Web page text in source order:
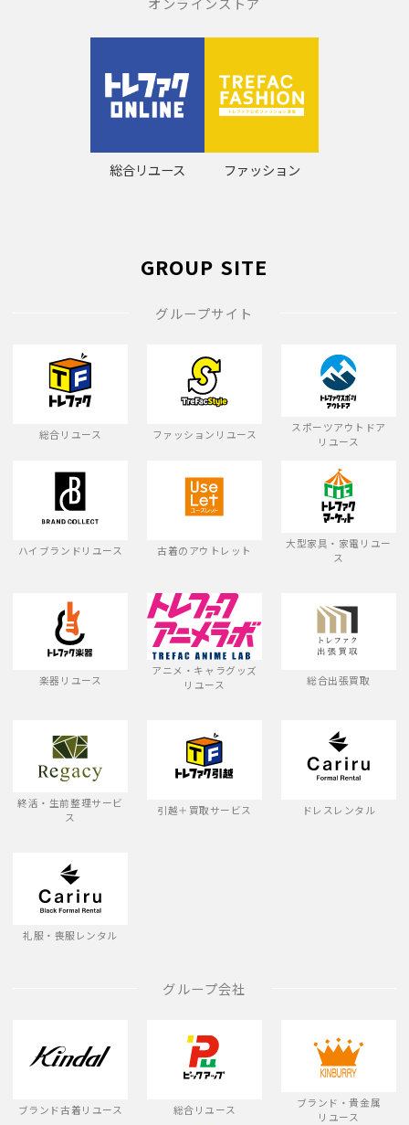
総合リユース ファッション
GROUP SITE
グループサイト
総合リユース ファッションリユース
スポーツアウトドア
リユース
ハイブランドリユース 古着のアウトレット
大型家具・家電リユー
ス
楽器リユース
アニメ・キャラグッズ
リユース
総合出張買取
終活・生前整理サービ
ス
引越＋買取サービス ドレスレンタル
礼服・喪服レンタル
グループ会社
ブランド古着リユース 総合リユース
ブランド・貴金属
リユース